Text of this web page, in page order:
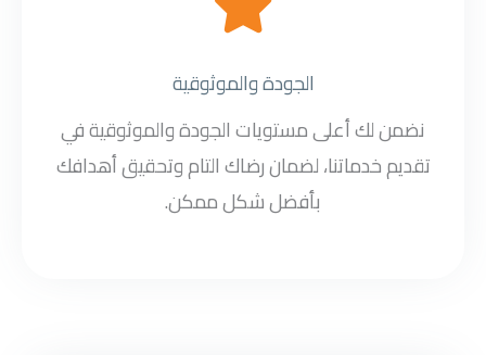
الجودة والموثوقية
نضمن لك أعلى مستويات الجودة والموثوقية في
تقديم خدماتنا، لضمان رضاك التام وتحقيق أهدافك
بأفضل شكل ممكن.